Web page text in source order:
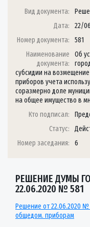
Вид документа:
Дата:
22/
Номер документа:
581
Наименование
документа:
Об
субсидии на
приборов учета
соразмерно доле
на общее имущество в
Кто подписал:
Статус:
Номер заседания:
6
РЕШЕНИЕ ДУМЫ
22.06.2020 № 581
Решение от 22.06.2020 №
общедом. приборам